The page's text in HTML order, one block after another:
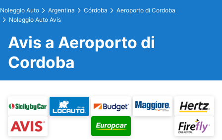
Noleggio Auto Argentina Córdoba
Aeroporto di Cordoba
Noleggio Auto Avis
Avis a Aeroporto di
Cordoba